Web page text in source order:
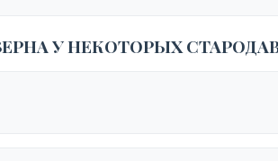
У НЕКОТОРЫХ